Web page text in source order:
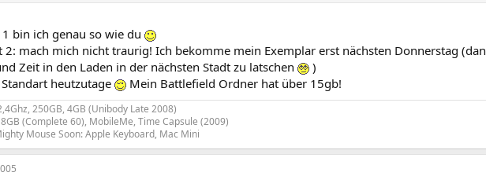
bin ich genau so wie du
2: mach mich nicht traurig! Ich bekomme mein Exemplar erst nächsten Donnerstag
Zeit in den Laden in der nächsten Stadt zu latschen
)
heutzutage
Mein Battlefield Ordner hat über 15gb!
250GB, 4GB (Unibody Late 2008)
(Complete 60), MobileMe, Time Capsule (2009)
Mouse Soon: Apple Keyboard, Mac Mini